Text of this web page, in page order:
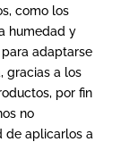
como los
humedad y
adaptarse
gracias a los
por fin
no
de aplicarlos a